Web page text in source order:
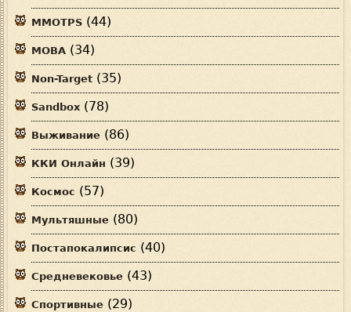
MMOTPS (44)
MOBA (34)
Non-Target (35)
Sandbox (78)
Выживание (86)
ККИ Онлайн (39)
Космос (57)
Мультяшные (80)
Постапокалипсис (40)
Средневековье (43)
Спортивные (29)